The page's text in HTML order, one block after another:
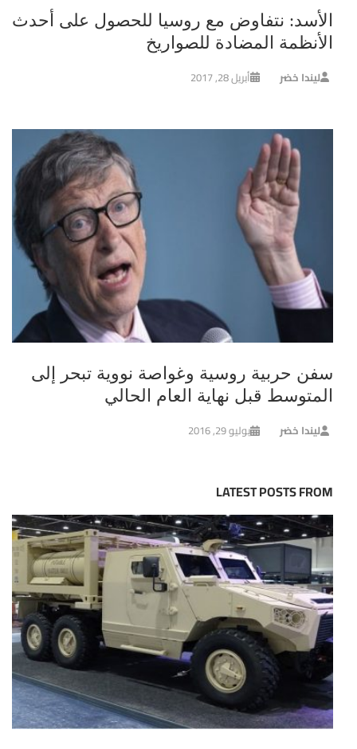
الأسد: نتفاوض مع روسيا للحصول على أحدث
الأنظمة المضادة للصواريخ
ليندا خضر أبريل 28, 2017
سفن حربية روسية وغواصة نووية تبحر إلى
المتوسط قبل نهاية العام الحالي
ليندا خضر يوليو 29, 2016
LATEST POSTS FROM